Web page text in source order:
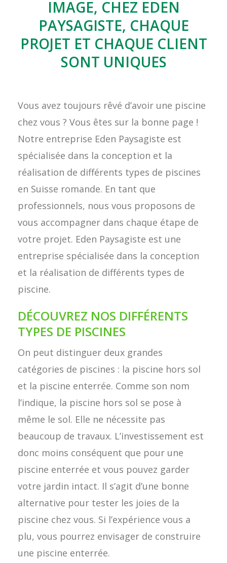
IMAGE, CHEZ EDEN
PAYSAGISTE, CHAQUE
PROJET ET CHAQUE CLIENT
SONT UNIQUES
Vous avez toujours rêvé d’avoir une piscine
chez vous ? Vous êtes sur la bonne page !
Notre entreprise Eden Paysagiste est
spécialisée dans la conception et la
réalisation de différents types de piscines
en Suisse romande. En tant que
professionnels, nous vous proposons de
vous accompagner dans chaque étape de
votre projet. Eden Paysagiste est une
entreprise spécialisée dans la conception
et la réalisation de différents types de
piscine.
DÉCOUVREZ NOS DIFFÉRENTS
TYPES DE PISCINES
On peut distinguer deux grandes
catégories de piscines : la piscine hors sol
et la piscine enterrée. Comme son nom
l’indique, la piscine hors sol se pose à
même le sol. Elle ne nécessite pas
beaucoup de travaux. L’investissement est
donc moins conséquent que pour une
piscine enterrée et vous pouvez garder
votre jardin intact. Il s’agit d’une bonne
alternative pour tester les joies de la
piscine chez vous. Si l’expérience vous a
plu, vous pourrez envisager de construire
une piscine enterrée.